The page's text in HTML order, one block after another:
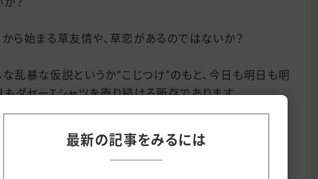
から始まる草友情や、草恋があるのではないか？
な乱暴な仮説というか“こじつけ”のもと、今日も明日も明
もダセーTシャツを売り続ける所存であります。
て、どんな幕張メッセになるのでしょうか？
ら楽しみです。最新の記事をみるには